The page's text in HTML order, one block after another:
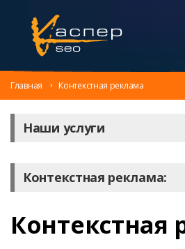
Главная Контекстная реклама
Контекстная реклама:
Наши услуги
Контекстная